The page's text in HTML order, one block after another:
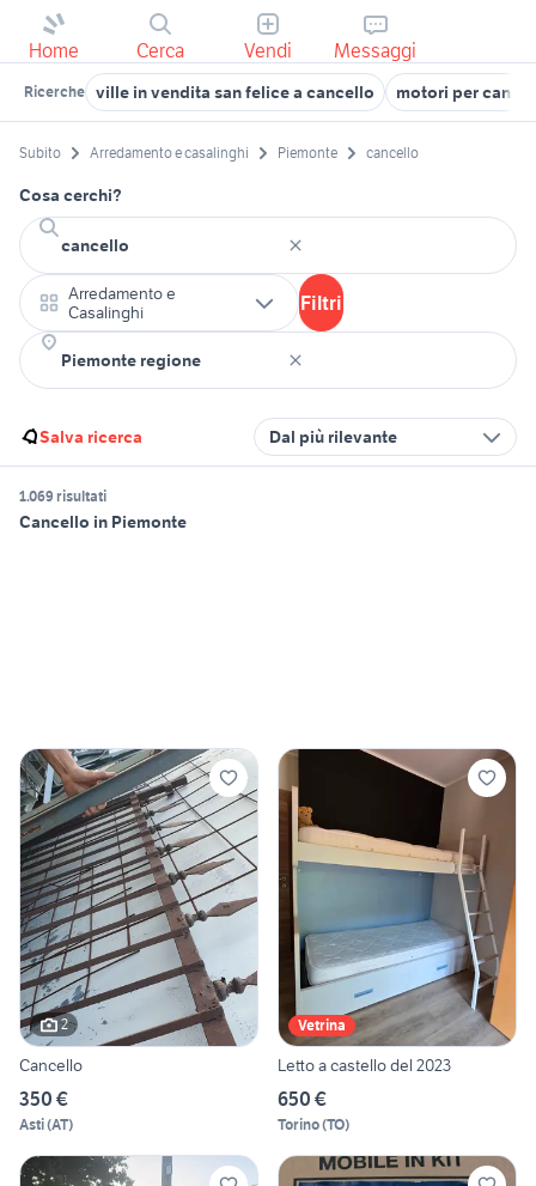
Home Cerca Vendi Messaggi
Ricerche ville in vendita san felice a cancello motori per
Subito Arredamento e casalinghi Piemonte cancello
Cosa cerchi?
Arredamento e
Casalinghi
Filtri
Salva ricerca Dal più rilevante
1.069 risultati
Cancello in Piemonte
2
Cancello
350 €
Asti(AT)
Vetrina
Letto a castello del 2023
650 €
Torino(TO)